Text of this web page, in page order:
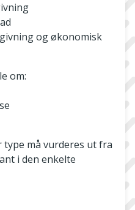
og økonomisk
om:
type må vurderes ut fra
i den enkelte